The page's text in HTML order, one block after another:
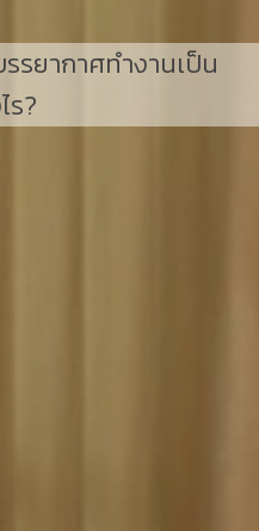
รยากาศทำงานเป็น
ร?